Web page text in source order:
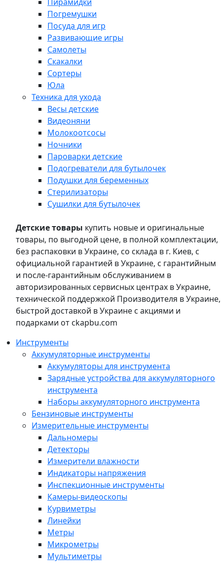
Погремушки
Посуда для игр
Развивающие игры
Самолеты
Скакалки
Сортеры
Юла
Техника для ухода
Весы детские
Видеоняни
Молокоотсосы
Ночники
Пароварки детские
Подогреватели для бутылочек
Подушки для беременных
Стерилизаторы
Сушилки для бутылочек
Детские товары купить новые и оригинальные
товары, по выгодной цене, в полной комплектации,
без распаковки в Украине, со склада в г. Киев, с
официальной гарантией в Украине, с гарантийным
и после-гарантийным обслуживанием в
авторизированных сервисных центрах в Украине,
технической поддержкой Производителя в Украине,
быстрой доставкой в Украине с акциями и
подарками от ckapbu.com
Инструменты
Аккумуляторные инструменты
Аккумуляторы для инструмента
Зарядные устройства для аккумуляторного
инструмента
Наборы аккумуляторного инструмента
Бензиновые инструменты
Измерительные инструменты
Дальномеры
Детекторы
Измерители влажности
Индикаторы напряжения
Инспекционные инструменты
Камеры-видеоскопы
Курвиметры
Линейки
Метры
Микрометры
Мультиметры